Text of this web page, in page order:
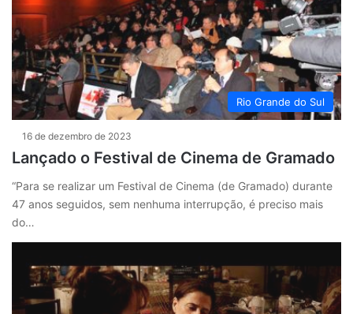
Rio Grande do Sul
16 de dezembro de 2023
Lançado o Festival de Cinema de Gramado
“Para se realizar um Festival de Cinema (de Gramado) durante
47 anos seguidos, sem nenhuma interrupção, é preciso mais
do…